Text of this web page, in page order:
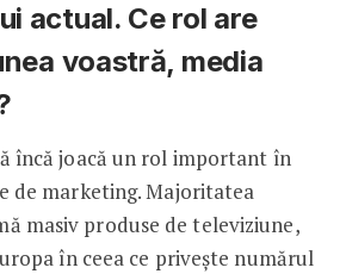
actual. Ce rol are
voastră, media
încă joacă un rol important în
de marketing. Majoritatea
masiv produse de televiziune,
în ceea ce privește numărul